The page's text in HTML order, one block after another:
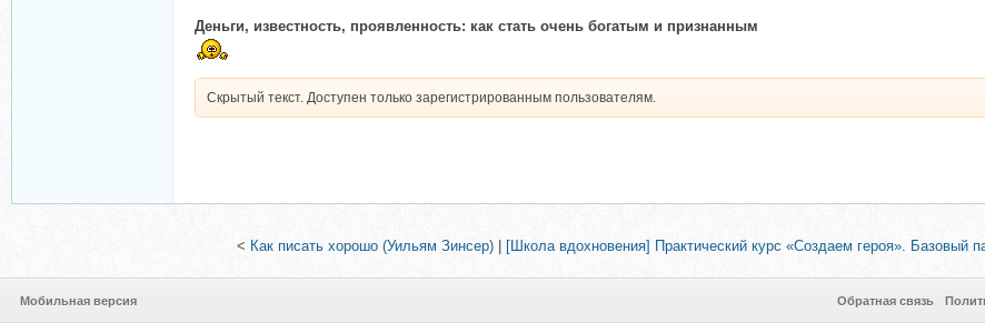
Деньги, известность, проявленность: как стать очень богатым и признанным
Скрытый текст. Доступен только зарегистрированным пользователям.
< Как писать хорошо (Уильям Зинсер)| [Школа вдохновения] Практический курс «Создаем героя». Базовый
Мобильная версия Обратная связь